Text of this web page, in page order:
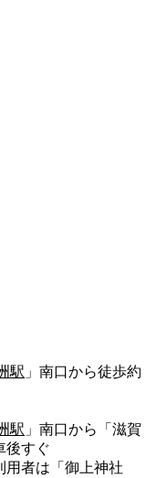
駅 」南口から徒歩約
駅 」南口から「滋賀
後すぐ
用者は「御上神社